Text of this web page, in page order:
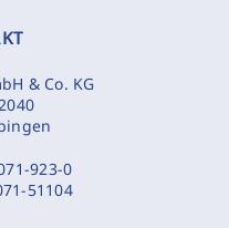
& Co. KG
923-0
51104